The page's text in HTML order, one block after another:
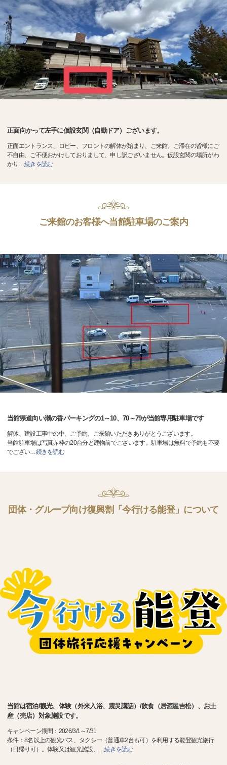
正面向かって左手に仮設玄関（自動ドア）ございます。
正面エントランス、ロビー、フロントの解体が始まり、ご来館、ご滞在の皆様にご
不自由、ご不便おかけしておりまして、申し訳ございません。仮設玄関の場所がわ
かり …続きを読む
ご来館のお客様へ当館駐車場のご案内
当館県道向い潮の香パーキングの1～10、70～79が当館専用駐車場です
解体、建設工事中の中、ご予約、ご来館いただきありがとうございます。
当館駐車場は写真赤枠の20台分と建物前でございます。駐車場は無料で予約も不要
でござい…続きを読む
団体・グループ向け復興割「今行ける能登」について
当館は宿泊/観光、体験（外来入浴、震災講話）/飲食（居酒屋吉松）、お土
産（売店）対象施設です。
キャンペーン期間：2026/3/1～7/31
条件：8名以上の観光バス、タクシー（普通車2台も可）を利用する能登観光旅行
（日帰り可）。体験又は観光施設、 …続きを読む